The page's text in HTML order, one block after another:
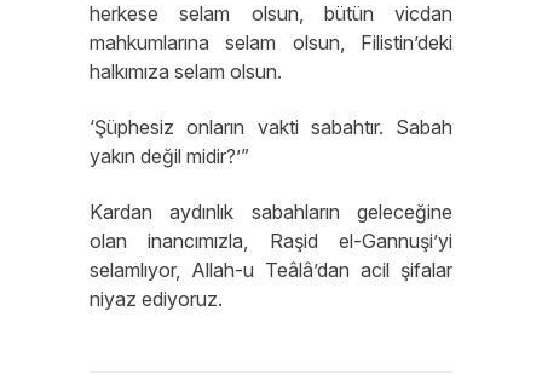
herkese selam olsun, bütün vicdan
mahkumlarına selam olsun, Filistin’deki
halkımıza selam olsun.
‘Şüphesiz onların vakti sabahtır. Sabah
yakın değil midir?’”
Kardan aydınlık sabahların geleceğine
olan inancımızla, Raşid el-Gannuşi’yi
selamlıyor, Allah-u Teâlâ’dan acil şifalar
niyaz ediyoruz.